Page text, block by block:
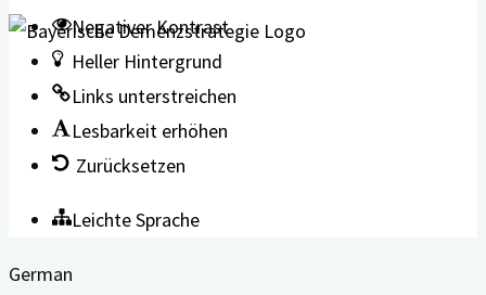
Negativer Kontrast
Heller Hintergrund
Links unterstreichen
Lesbarkeit erhöhen
Zurücksetzen
Leichte Sprache
German